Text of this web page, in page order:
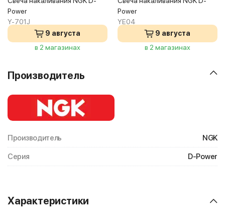
Power
Y-701J
9 августа
в 2 магазинах
Power
YE04
9 августа
в 2 магазинах
Производитель
Производитель NGK
Серия D-Power
Характеристики